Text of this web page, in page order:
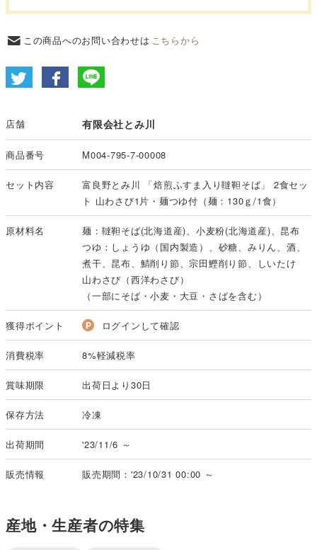
この商品へのお問い合わせは こちらから
店舗 有限会社とみ川
商品番号 M004-795-7-00008
セット内容
富良野とみ川 「焙煎ふすま入り韃靼そば」 2食セッ
ト 山わさび1片・麺つゆ付（麺：130ｇ/1食）
原材料名
麺：韃靼そば(北海道産)、小麦粉(北海道産)、昆布
つゆ：しょうゆ（国内製造）、砂糖、みりん、酒、
煮干、昆布、鯖削り節、宗田鰹削り節、しいたけ
山わさび（西洋わさび）
（一部にそば・小麦・大豆・さばを含む）
獲得ポイント ログインして確認
消費税率 8%軽減税率
賞味期限 出荷日より30日
保存方法 冷凍
出荷期間 '23/11/6 ～
販売情報 販売期間：'23/10/31 00:00 ～
産地・生産者の特集